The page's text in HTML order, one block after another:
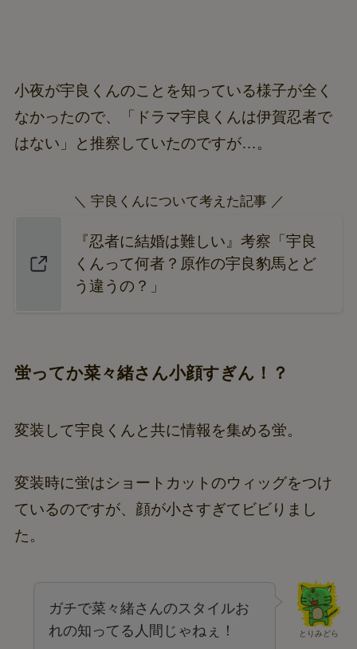
小夜が宇良くんのことを知っている様子が全く
なかったので、「ドラマ宇良くんは伊賀忍者で
はない」と推察していたのですが…。
＼ 宇良くんについて考えた記事 ／
『忍者に結婚は難しい』考察「宇良
くんって何者？原作の宇良豹馬とど
う違うの？」
蛍ってか菜々緒さん小顔すぎん！？
変装して宇良くんと共に情報を集める蛍。
変装時に蛍はショートカットのウィッグをつけ
ているのですが、顔が小さすぎてビビりまし
た。
とりみどら
ガチで菜々緒さんのスタイルお
れの知ってる人間じゃねぇ！